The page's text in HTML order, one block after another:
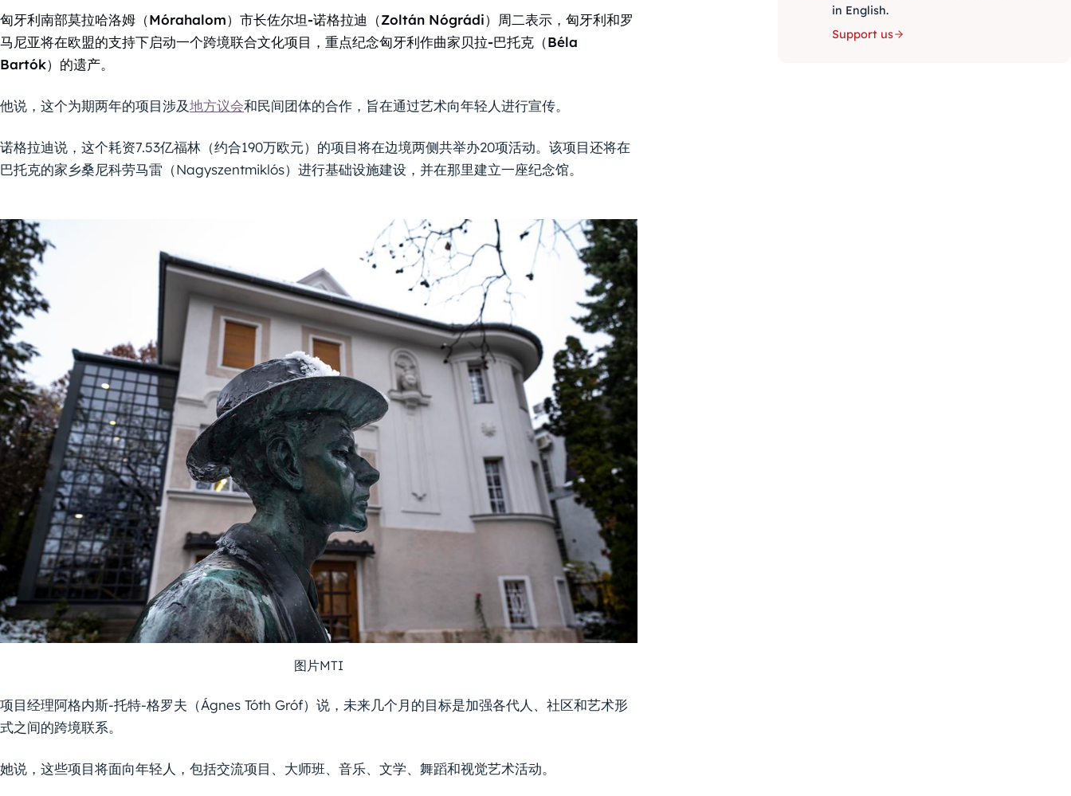
匈牙利南部莫拉哈洛姆（Mórahalom）市长佐尔坦-诺格拉迪（Zoltán Nógrádi）周二表示，匈牙利和罗
马尼亚将在欧盟的支持下启动一个跨境联合文化项目，重点纪念匈牙利作曲家贝拉-巴托克（Béla
Bartók）的遗产。
他说，这个为期两年的项目涉及地方议会和民间团体的合作，旨在通过艺术向年轻人进行宣传。
诺格拉迪说，这个耗资7.53亿福林（约合190万欧元）的项目将在边境两侧共举办20项活动。该项目还将在
巴托克的家乡桑尼科劳马雷（Nagyszentmiklós）进行基础设施建设，并在那里建立一座纪念馆。
图片MTI
项目经理阿格内斯-托特-格罗夫（Ágnes Tóth Gróf）说，未来几个月的目标是加强各代人、社区和艺术形
式之间的跨境联系。
她说，这些项目将面向年轻人，包括交流项目、大师班、音乐、文学、舞蹈和视觉艺术活动。
in English.
Support us